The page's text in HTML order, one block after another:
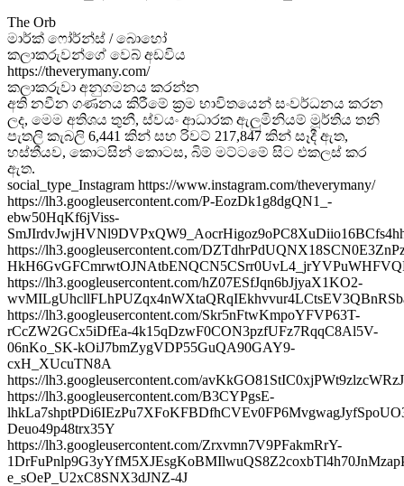
The Orb
මාර්ක් ෆෝර්න්ස් / බොහෝ
කලාකරුවන්ගේ වෙබ් අඩවිය
https://theverymany.com/
කලාකරුවා අනුගමනය කරන්න
අති නවීන ගණනය කිරීමේ ක්‍රම භාවිතයෙන් සංවර්ධනය කරන
ලද, මෙම අතිශය තුනී, ස්වයං ආධාරක ඇලුමිනියම් මූර්තිය තනි
පැතලි කැබලි 6,441 කින් සහ රිවට් 217,847 කින් සෑදී ඇත,
හස්තීයව, කොටසින් කොටස, බිම් මට්ටමේ සිට එකලස් කර
ඇත.
social_type_Instagram https://www.instagram.com/theverymany/
https://lh3.googleusercontent.com/P-EozDk1g8dgQN1_-
ebw50HqKf6jViss-
https://lh3.googleusercontent.com/
https://lh3.googleusercontent.com/hZ07ESfJqn6bJjyaX1KO2-
https://lh3.googleusercontent.com/Skr5nFtwKmpoYFVP63T-
rCcZW2GCx5iDfEa-4k15qDzwF0CON3pzfUFz7RqqC8Al5V-
06nKo_SK-kOiJ7bmZygVDP55GuQA90GAY9-
cxH_XUcuTN8A
https://lh3.googleusercontent.com/
https://lh3.googleusercontent.com/B3CYPgsE-
Deuo49p48trx35Y
https://lh3.googleusercontent.com/Zrxvmn7V9PFakmRrY-
e_sOeP_U2xC8SNX3dJNZ-4J